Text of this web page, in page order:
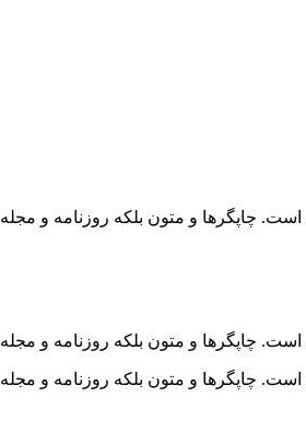
چاپگرها و متون بلکه روزنامه و
چاپگرها و متون بلکه روزنامه و
چاپگرها و متون بلکه روزنامه و